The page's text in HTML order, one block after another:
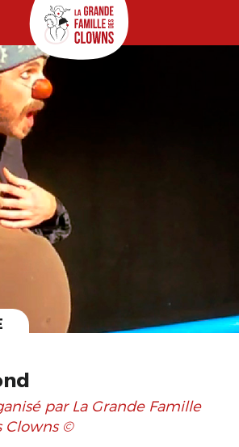
par La Grande Famille
Clowns ©